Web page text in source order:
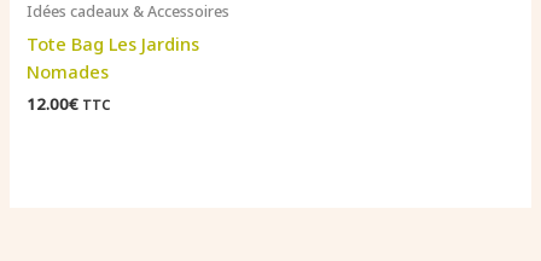
Idées cadeaux & Accessoires
Tote Bag Les Jardins
Nomades
12.00€ TTC